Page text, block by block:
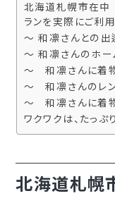
北海道札幌市在
ランを実際にご利用
～ 和凛さんとの出
～ 和凛さんのホ
～ 和凛さんに着物
～ 和凛さんのレ
～ 和凛さんに着
ワクワクは、たっぷ
北海道札